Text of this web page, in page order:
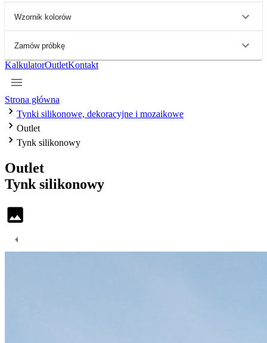
Wzornik kolorów
Zamów próbkę
KalkulatorOutletKontakt
Strona główna
Tynki silikonowe, dekoracyjne i mozaikowe
Outlet
Tynk silikonowy
Outlet
Tynk silikonowy